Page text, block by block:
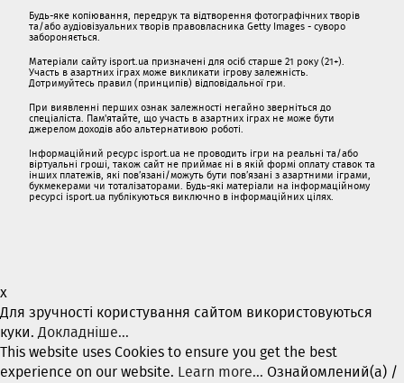
Будь-яке копіювання, передрук та відтворення фотографічних творів
та/або аудіовізуальних творів правовласника Getty Images - суворо
забороняється.
Матеріали сайту isport.ua призначені для осіб старше 21 року (21+).
Участь в азартних іграх може викликати ігрову залежність.
Дотримуйтесь правил (принципів) відповідальної гри.
При виявленні перших ознак залежності негайно зверніться до
спеціаліста. Пам'ятайте, що участь в азартних іграх не може бути
джерелом доходів або альтернативою роботі.
Інформаційний ресурс isport.ua не проводить ігри на реальні та/або
віртуальні гроші, також сайт не приймає ні в якій формі оплату ставок та
інших платежів, які пов’язані/можуть бути пов’язані з азартними іграми,
букмекерами чи тоталізаторами. Будь-які матеріали на інформаційному
ресурсі isport.ua публікуються виключно в інформаційних цілях.
x
Для зручності користування сайтом використовуються
куки.Докладніше...
This website uses Cookies to ensure you get the best
experience on our website. Learn more... Ознайомлений(а) /